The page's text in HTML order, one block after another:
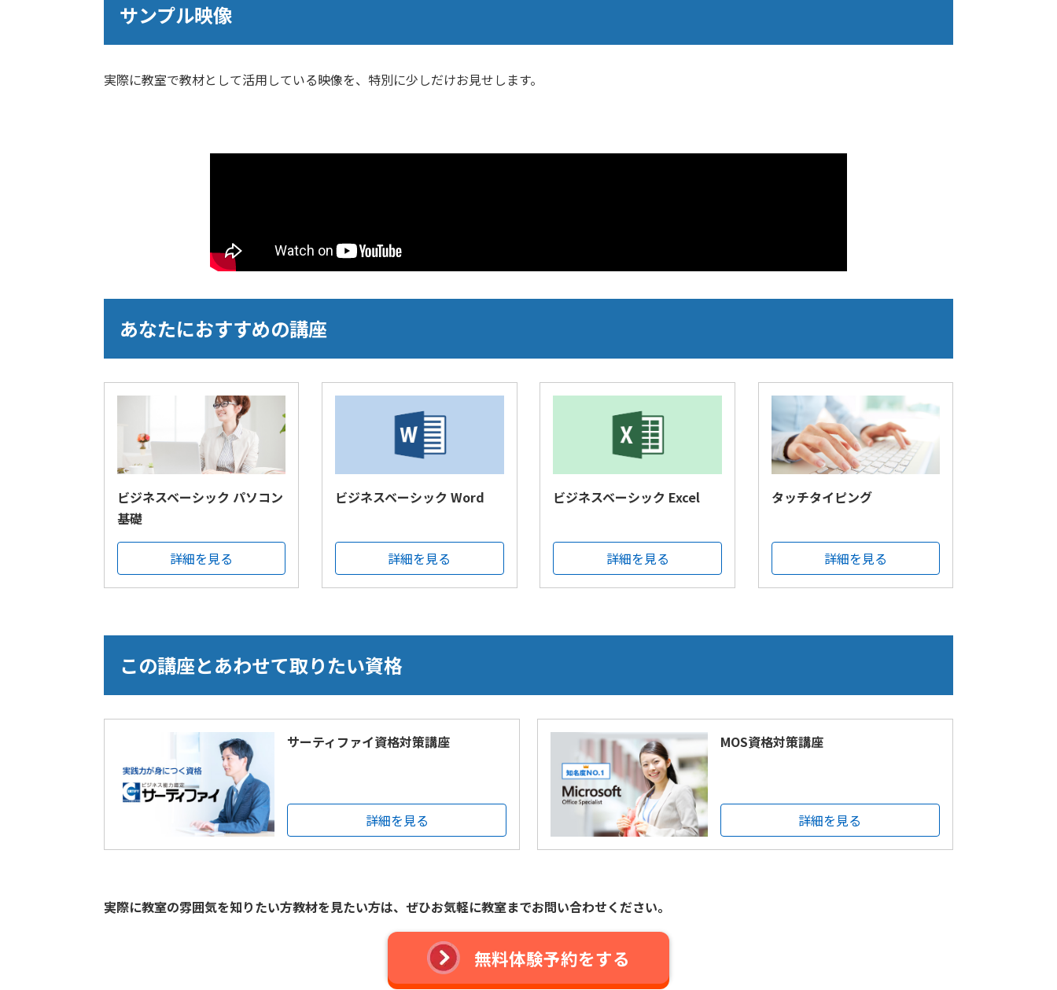
サンプル映像
実際に教室で教材として活用している映像を、特別に少しだけお見せします。
あなたにおすすめの講座
ビジネスベーシック パソコン
基礎
詳細を見る
ビジネスベーシック Word
詳細を見る
ビジネスベーシック Excel
詳細を見る
タッチタイピング
詳細を見る
この講座とあわせて取りたい資格
サーティファイ資格対策講座
詳細を見る
MOS資格対策講座
詳細を見る
実際に教室の雰囲気を知りたい方教材を見たい方は、 ぜひお気軽に教室までお問い合わせください。
無料体験予約をする